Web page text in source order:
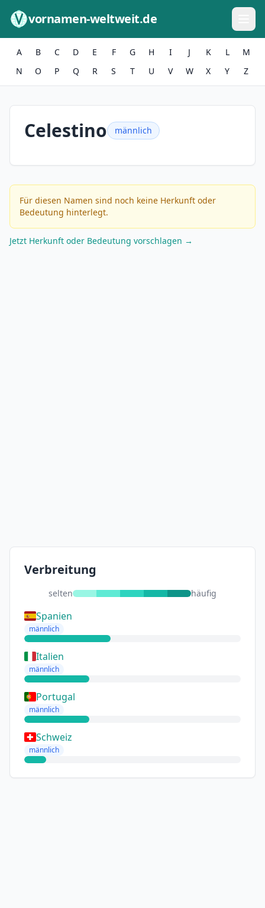
vornamen-weltweit.de
A B C D E F G H I J K L
M
N
O P Q R S T U V W X Y Z
Celestino männlich
Für diesen Namen sind noch keine Herkunft oder
Bedeutung hinterlegt.
Jetzt Herkunft oder Bedeutung vorschlagen →
Verbreitung
selten häufig
Spanien
männlich
Italien
männlich
Portugal
männlich
Schweiz
männlich